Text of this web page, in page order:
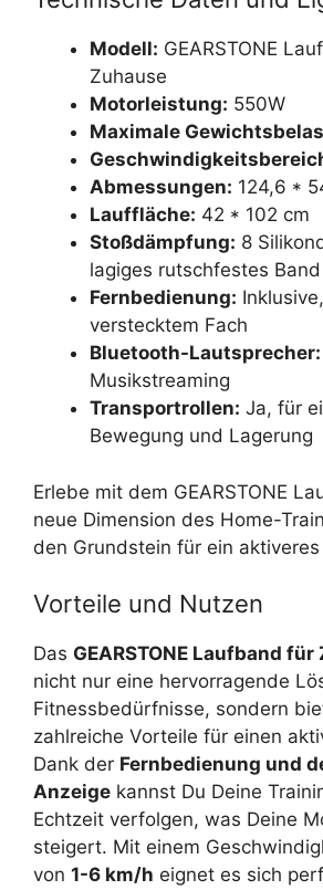
Modell: GEARSTONE
Zuhause
Motorleistung: 550W
Maximale
Abmessungen: 124,6 *
Lauffläche: 42 * 102 cm
Stoßdämpfung: 8
lagiges rutschfestes Band
Fernbedienung:
verstecktem Fach
Bluetooth-Lautsprecher:
Musikstreaming
Transportrollen: Ja, für
Bewegung und Lagerung
Erlebe mit dem GEARSTONE
neue Dimension des Home-
den Grundstein für ein
Vorteile und Nutzen
Das GEARSTONE Laufband für
nicht nur eine hervorragende
Fitnessbedürfnisse, sondern
zahlreiche Vorteile für einen
Dank der Fernbedienung und
Anzeige kannst Du Deine
Echtzeit verfolgen, was Deine
steigert. Mit einem
von 1-6 km/h eignet es sich